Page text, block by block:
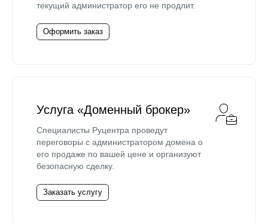
текущий администратор его не продлит.
Оформить заказ
Услуга «Доменный брокер»
Специалисты Руцентра проведут
переговоры с администратором домена о
его продаже по вашей цене и организуют
безопасную сделку.
Заказать услугу